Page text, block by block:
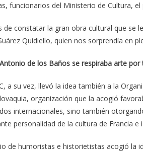
funcionarios del Ministerio de Cultura,
de constatar la gran obra cultural que se
Quidiello, quien nos sorprendía en
de los Baños se respiraba arte por
a su vez, llevó la idea también a la
organización que la acogió
internacionales, sino también
personalidad de la cultura de Francia e
de humoristas e historietistas acogió la